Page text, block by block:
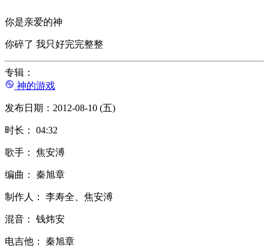
你是亲爱的神
你碎了 我只好完完整整
专辑：
神的游戏
发布日期：2012-08-10 (五)
时长： 04:32
歌手： 焦安溥
编曲： 秦旭章
制作人： 李寿全、焦安溥
混音： 钱炜安
电吉他： 秦旭章